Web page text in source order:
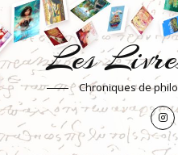
Les
Chroniques de